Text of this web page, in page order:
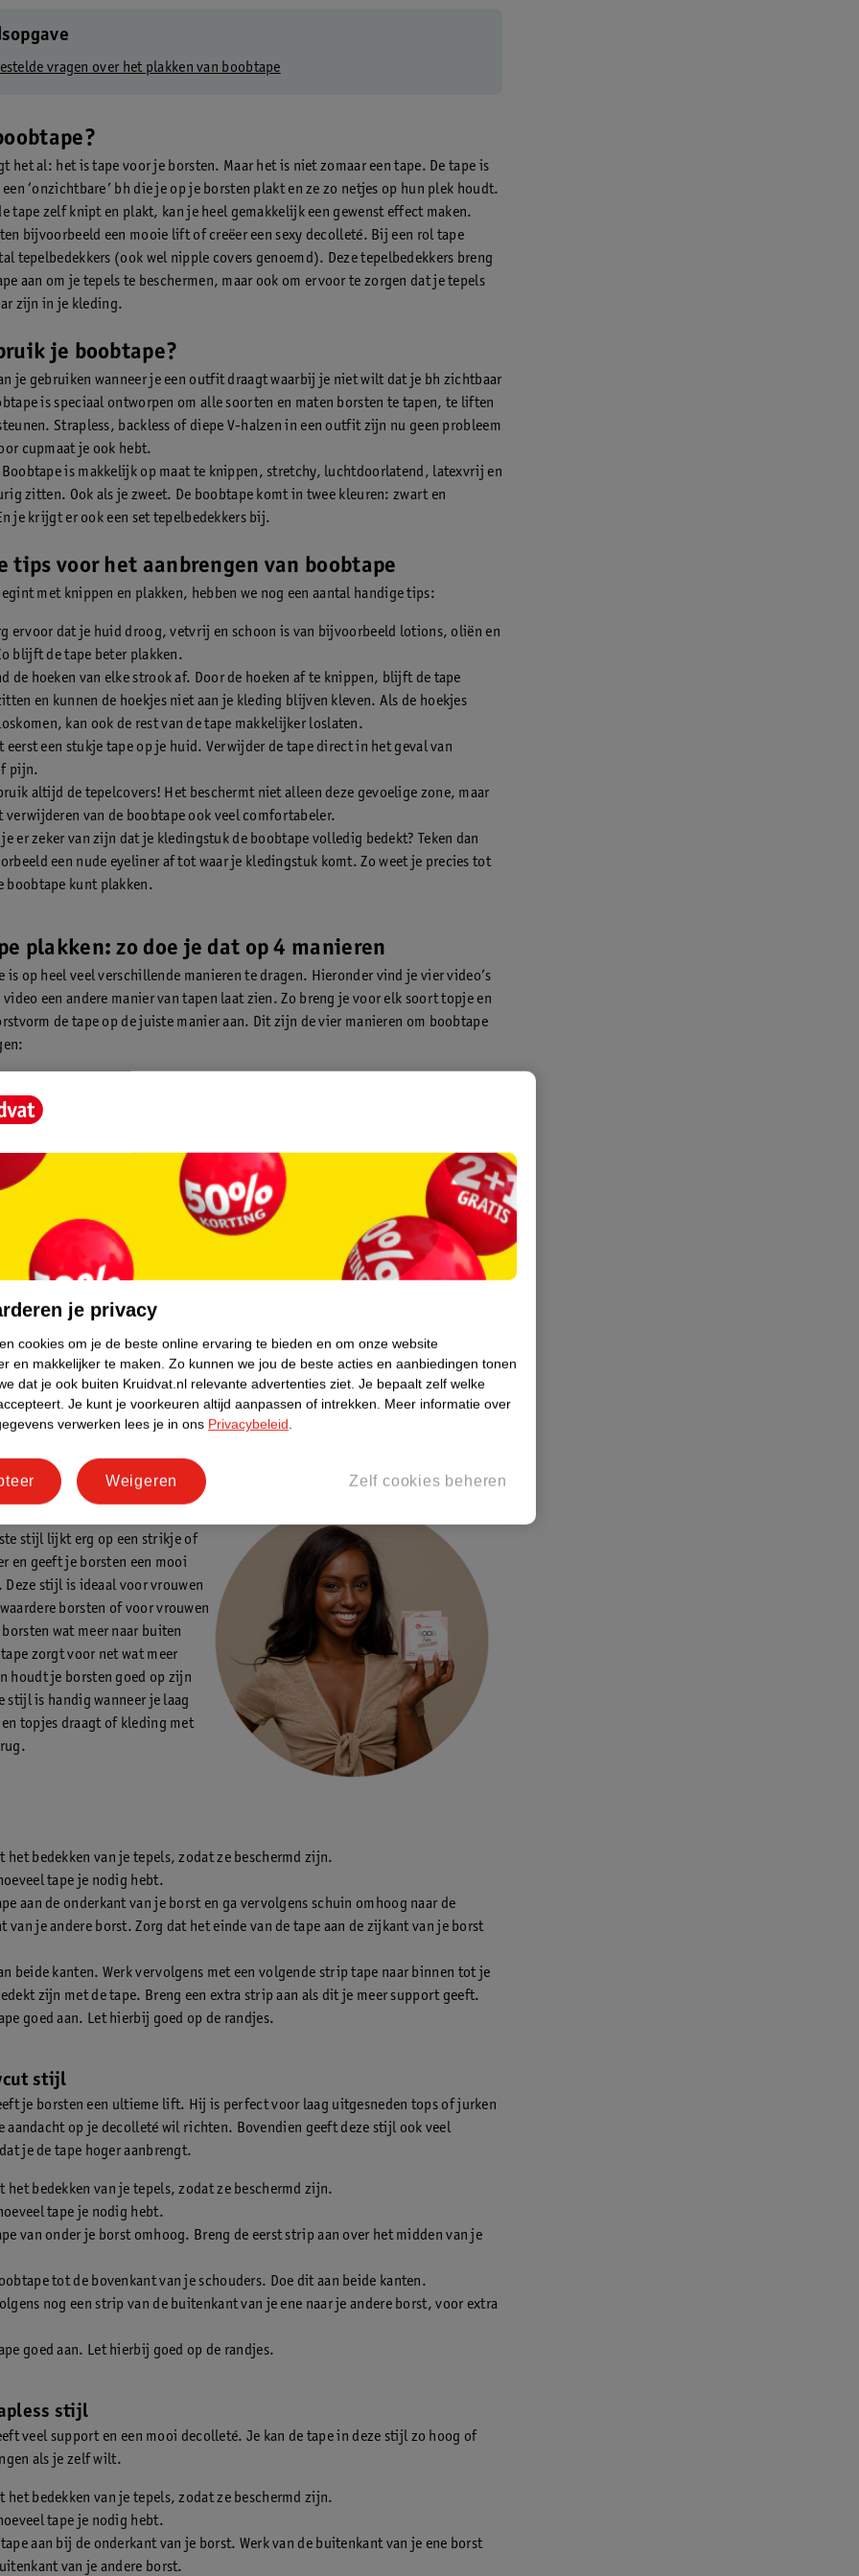
vragen over het plakken van boobtape
het al: het is tape voor je borsten. Maar het is niet zomaar een tape. De tape is
een ‘onzichtbare’ bh die je op je borsten plakt en ze zo netjes op hun plek houdt.
tape zelf knipt en plakt, kan je heel gemakkelijk een gewenst effect maken.
bijvoorbeeld een mooie lift of creëer een sexy decolleté. Bij een rol tape
tepelbedekkers (ook wel nipple covers genoemd). Deze tepelbedekkers breng
aan om je tepels te beschermen, maar ook om ervoor te zorgen dat je tepels
zijn in je kleding.
je boobtape?
je gebruiken wanneer je een outfit draagt waarbij je niet wilt dat je bh zichtbaar
is speciaal ontworpen om alle soorten en maten borsten te tapen, te liften
Strapless, backless of diepe V-halzen in een outfit zijn nu geen probleem
cupmaat je ook hebt.
Boobtape is makkelijk op maat te knippen, stretchy, luchtdoorlatend, latexvrij en
zitten. Ook als je zweet. De boobtape komt in twee kleuren: zwart en
je krijgt er ook een set tepelbedekkers bij.
tips voor het aanbrengen van boobtape
met knippen en plakken, hebben we nog een aantal handige tips:
ervoor dat je huid droog, vetvrij en schoon is van bijvoorbeeld lotions, oliën en
blijft de tape beter plakken.
de hoeken van elke strook af. Door de hoeken af te knippen, blijft de tape
en kunnen de hoekjes niet aan je kleding blijven kleven. Als de hoekjes
kan ook de rest van de tape makkelijker loslaten.
eerst een stukje tape op je huid. Verwijder de tape direct in het geval van
pijn.
altijd de tepelcovers! Het beschermt niet alleen deze gevoelige zone, maar
verwijderen van de boobtape ook veel comfortabeler.
je er zeker van zijn dat je kledingstuk de boobtape volledig bedekt? Teken dan
een nude eyeliner af tot waar je kledingstuk komt. Zo weet je precies tot
boobtape kunt plakken.
plakken: zo doe je dat op 4 manieren
is op heel veel verschillende manieren te dragen. Hieronder vind je vier video’s
een andere manier van tapen laat zien. Zo breng je voor elk soort topje en
de tape op de juiste manier aan. Dit zijn de vier manieren om boobtape
stijl
stijl
stijl
perfect voor dames die zoeken naar een extra lift zonder al te veel tape te
vrouwen met een wat kleinere cup is hij heel geschikt, hoewel hij met een
perfect is voor vrouwen met een vollere buste. Gebruik deze methode als je
of jurkjes wil dragen met een diepe V-hals of open rug. Ook voor croptops
het bedekken van je tepels, zodat ze beschermd zijn.
tape je nodig hebt.
van onder je borst naar boven, zodat je je borst een lift geeft.
goed aan. Let hierbij goed op de randjes.
stijl lijkt erg op een strikje of
en geeft je borsten een mooi
Deze stijl is ideaal voor vrouwen
borsten of voor vrouwen
wat meer naar buiten
tape zorgt voor net wat meer
houdt je borsten goed op zijn
stijl is handig wanneer je laag
topjes draagt of kleding met
het bedekken van je tepels, zodat ze beschermd zijn.
tape je nodig hebt.
aan de onderkant van je borst en ga vervolgens schuin omhoog naar de
van je andere borst. Zorg dat het einde van de tape aan de zijkant van je borst
beide kanten. Werk vervolgens met een volgende strip tape naar binnen tot je
zijn met de tape. Breng een extra strip aan als dit je meer support geeft.
goed aan. Let hierbij goed op de randjes.
stijl
je borsten een ultieme lift. Hij is perfect voor laag uitgesneden tops of jurken
aandacht op je decolleté wil richten. Bovendien geeft deze stijl ook veel
je de tape hoger aanbrengt.
het bedekken van je tepels, zodat ze beschermd zijn.
tape je nodig hebt.
van onder je borst omhoog. Breng de eerst strip aan over het midden van je
tot de bovenkant van je schouders. Doe dit aan beide kanten.
nog een strip van de buitenkant van je ene naar je andere borst, voor extra
goed aan. Let hierbij goed op de randjes.
stijl
veel support en een mooi decolleté. Je kan de tape in deze stijl zo hoog of
als je zelf wilt.
het bedekken van je tepels, zodat ze beschermd zijn.
tape je nodig hebt.
tape aan bij de onderkant van je borst. Werk van de buitenkant van je ene borst
van je andere borst.
je privacy
cookies om je de beste online ervaring te bieden en om onze website
en makkelijker te maken. Zo kunnen we jou de beste acties en aanbiedingen tonen
dat je ook buiten Kruidvat.nl relevante advertenties ziet. Je bepaalt zelf welke
Je kunt je voorkeuren altijd aanpassen of intrekken. Meer informatie over
verwerken lees je in ons Privacybeleid.
Zelf cookies beheren
Weigeren